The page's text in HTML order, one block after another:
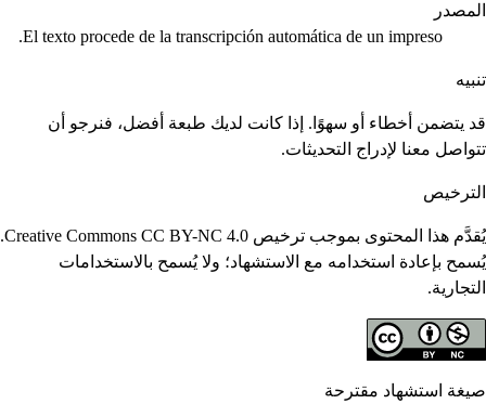
المصدر
El texto procede de la transcripción automática de un impreso.
تنبيه
قد يتضمن أخطاء أو سهوًا. إذا كانت لديك طبعة أفضل، فنرجو أن
تتواصل معنا لإدراج التحديثات.
الترخيص
يُقدَّم هذا المحتوى بموجب ترخيص Creative Commons CC BY-NC 4.0.
يُسمح بإعادة استخدامه مع الاستشهاد؛ ولا يُسمح بالاستخدامات
التجارية.
صيغة استشهاد مقترحة